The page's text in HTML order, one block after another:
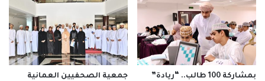
بمشاركة 100 طالب.. “ريادة”
جمعية الصحفيين العمانية